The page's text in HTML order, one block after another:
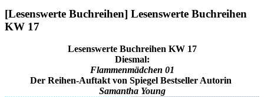
[Lesenswerte Buchreihen] Lesenswerte Buchreihen
KW 17
Lesenswerte Buchreihen KW 17
Diesmal:
Flammenmädchen 01
Der Reihen-Auftakt von Spiegel Bestseller Autorin
Samantha Young